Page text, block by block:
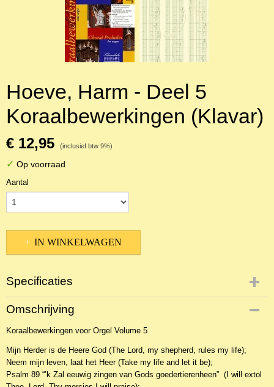
Hoeve, Harm - Deel 5
Koraalbewerkingen (Klavar)
€ 12,95 (inclusief btw 9%)
✓ Op voorraad
Aantal
IN WINKELWAGEN
Specificaties
Productcode
NBLKOr-12642
EAN code
Omschrijving
Koraalbewerkingen voor Orgel Volume 5
Mijn Herder is de Heere God (The Lord, my shepherd, rules my life);
Neem mijn leven, laat het Heer (Take my life and let it be);
Psalm 89 “’k Zal eeuwig zingen van Gods goedertierenheen” (I will extol